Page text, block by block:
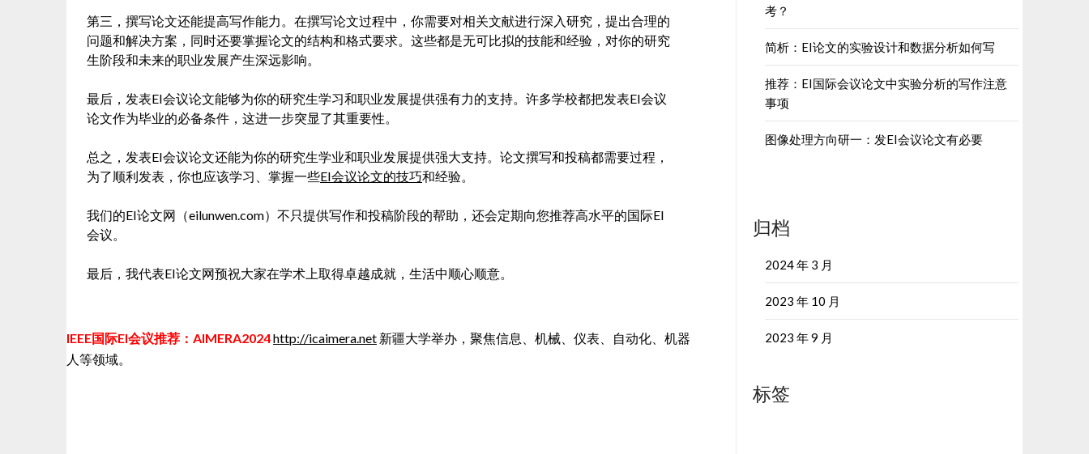
第三，撰写论文还能提高写作能力。在撰写论文过程中，你需要对相关文献进行深入研究，提出合理的
问题和解决方案，同时还要掌握论文的结构和格式要求。这些都是无可比拟的技能和经验，对你的研究
生阶段和未来的职业发展产生深远影响。
最后，发表EI会议论文能够为你的研究生学习和职业发展提供强有力的支持。许多学校都把发表EI会议
论文作为毕业的必备条件，这进一步突显了其重要性。
总之，发表EI会议论文还能为你的研究生学业和职业发展提供强大支持。论文撰写和投稿都需要过程，
为了顺利发表，你也应该学习、掌握一些EI会议论文的技巧和经验。
我们的EI论文网（eilunwen.com）不只提供写作和投稿阶段的帮助，还会定期向您推荐高水平的国际EI
会议。
最后，我代表EI论文网预祝大家在学术上取得卓越成就，生活中顺心顺意。
IEEE国际EI会议推荐：AIMERA2024http://icaimera.net 新疆大学举办，聚焦信息、机械、仪表、自动化、机器
人等领域。
考？
简析：EI论文的实验设计和数据分析如何写
推荐：EI国际会议论文中实验分析的写作注意
事项
图像处理方向研一：发EI会议论文有必要
归档
2024 年 3 月
2023 年 10 月
2023 年 9 月
标签